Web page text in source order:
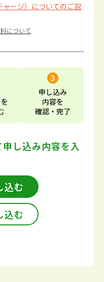
ージ）についてのご説
について
を
申し込み
内容を
確認・完了
申し込み内容を入
込む
込む